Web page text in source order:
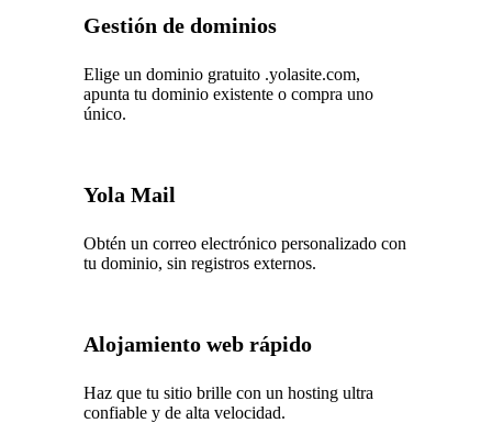
Gestión de dominios
Elige un dominio gratuito .yolasite.com,
apunta tu dominio existente o compra uno
único.
Yola Mail
Obtén un correo electrónico personalizado con
tu dominio, sin registros externos.
Alojamiento web rápido
Haz que tu sitio brille con un hosting ultra
confiable y de alta velocidad.